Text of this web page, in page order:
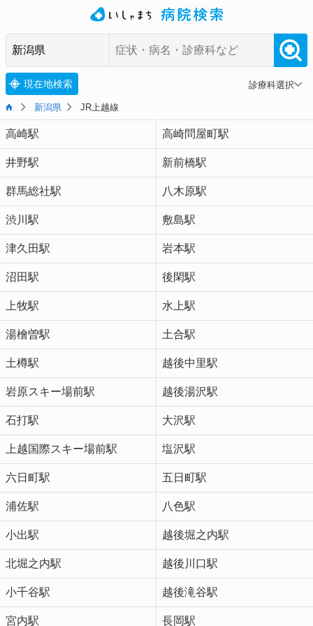
現在地検索 診療科選択
新潟県 JR上越線
高崎駅 高崎問屋町駅
井野駅 新前橋駅
群馬総社駅 八木原駅
渋川駅 敷島駅
津久田駅 岩本駅
沼田駅 後閑駅
上牧駅 水上駅
湯檜曽駅 土合駅
土樽駅 越後中里駅
岩原スキー場前駅 越後湯沢駅
石打駅 大沢駅
上越国際スキー場前駅 塩沢駅
六日町駅 五日町駅
浦佐駅 八色駅
小出駅 越後堀之内駅
北堀之内駅 越後川口駅
小千谷駅 越後滝谷駅
宮内駅 長岡駅